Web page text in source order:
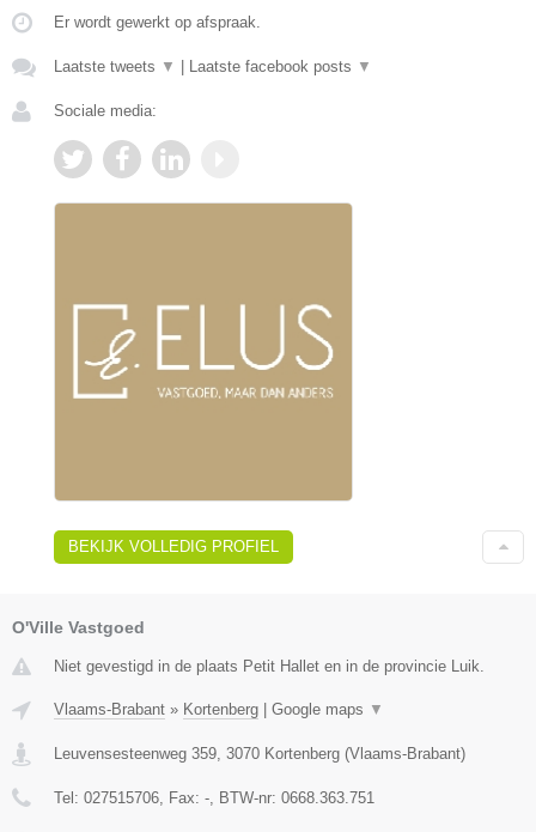
Er wordt gewerkt op afspraak.
Laatste tweets ▼ Laatste facebook posts ▼
Sociale media:
BEKIJK VOLLEDIG PROFIEL
O'Ville Vastgoed
Niet gevestigd in de plaats Petit Hallet en in de provincie Luik.
Vlaams-Brabant » Kortenberg Google maps ▼
Leuvensesteenweg 359, 3070 Kortenberg (Vlaams-Brabant)
Tel: 027515706, Fax: -, BTW-nr: 0668.363.751